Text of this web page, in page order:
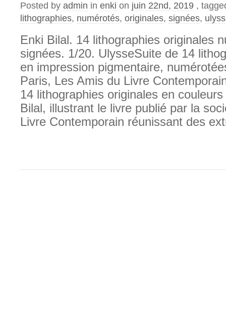
Posted by admin in enki on juin 22nd, 2019 ,
lithographies, numérotés, originales, signées,
Enki Bilal. 14 lithographies originales
signées. 1/20. UlysseSuite de 14
en impression pigmentaire,
Paris, Les Amis du Livre
14 lithographies originales en couleurs
Bilal, illustrant le livre publié par la
Livre Contemporain réunissant des